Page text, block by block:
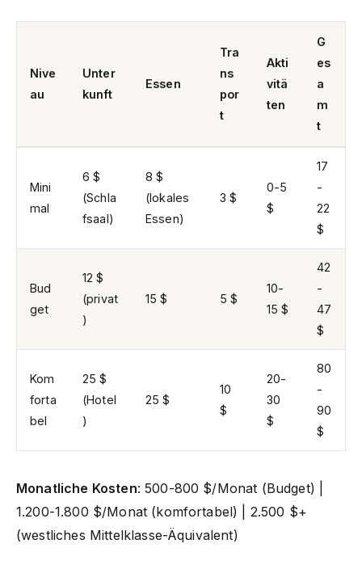
Nive
au
Unter
kunft
Essen
Tra
ns
por
t
Akti
vitä
ten
G
es
a
m
t
Mini
mal
6 $
(Schla
fsaal)
8 $
(lokales
Essen)
3 $
0-5
$
17
-
22
$
Bud
get
12 $
(privat
)
15 $ 5 $
10-
15 $
42
-
47
$
Kom
forta
bel
25 $
(Hotel
)
25 $
10
$
20-
30
$
80
-
90
$
Monatliche Kosten: 500-800 $/Monat (Budget) |
1.200-1.800 $/Monat (komfortabel) | 2.500 $+
(westliches Mittelklasse-Äquivalent)